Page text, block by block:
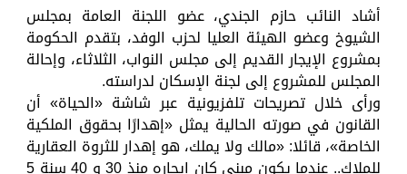
أشاد النائب حازم الجندي، عضو اللجنة العامة بمجلس
الشيوخ وعضو الهيئة العليا لحزب الوفد، بتقدم الحكومة
بمشروع الإيجار القديم إلى مجلس النواب، الثلاثاء، وإحالة
المجلس للمشروع إلى لجنة الإسكان لدراسته.
ورأى خلال تصريحات تلفزيونية عبر شاشة «الحياة» أن
القانون في صورته الحالية يمثل «إهدارًا بحقوق الملكية
الخاصة»، قائلا: «مالك ولا يملك، هو إهدار للثروة العقارية
للملاك.. عندما يكون مبنى كان إيجاره منذ 30 و 40 سنة 5